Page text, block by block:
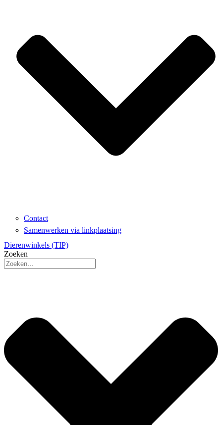
Contact
Samenwerken via linkplaatsing
Dierenwinkels (TIP)
Zoeken